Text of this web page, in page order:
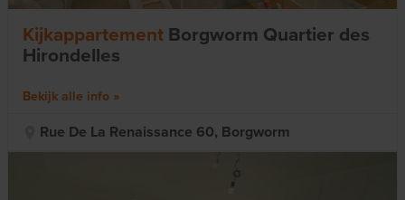
KijkappartementBorgworm Quartier des
Hirondelles
Bekijk alle info
Rue De La Renaissance 60, Borgworm